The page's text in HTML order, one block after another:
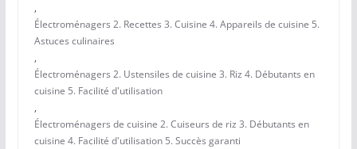
,
Électroménagers 2. Recettes 3. Cuisine 4. Appareils de cuisine 5.
Astuces culinaires
,
Électroménagers 2. Ustensiles de cuisine 3. Riz 4. Débutants en
cuisine 5. Facilité d'utilisation
,
Électroménagers de cuisine 2. Cuiseurs de riz 3. Débutants en
cuisine 4. Facilité d'utilisation 5. Succès garanti